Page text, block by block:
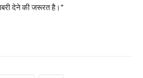
देने की जरूरत है।”